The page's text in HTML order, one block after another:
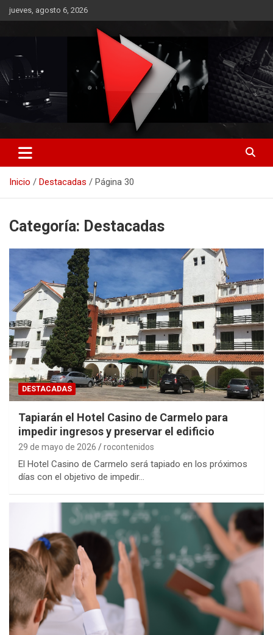
Saltar
al
jueves, agosto 6, 2026
RO CONTENIDOS
Inicio Destacadas Página 30
Categoría: Destacadas
DESTACADAS
Tapiarán el Hotel Casino de Carmelo para
impedir ingresos y preservar el edificio
29 de mayo de 2026 rocontenidos
El Hotel Casino de Carmelo será tapiado en los próximos
días con el objetivo de impedir…